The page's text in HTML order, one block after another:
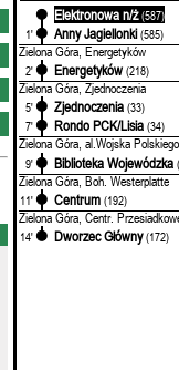
Elektronowa n/ż (587)
1'
Anny Jagiellonki (585)
Zielona Góra, Energetyków
2' Energetyków (218)
Zielona Góra, Zjednoczenia
5' Zjednoczenia (33)
7'
Rondo PCK/Lisia (34)
Zielona Góra, al.Wojska Polskiego
9' Biblioteka Wojewódzka
Zielona Góra, Boh. Westerplatte
11' Centrum (192)
Zielona Góra, Centr.
14' Dworzec Główny (172)